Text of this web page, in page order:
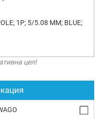
1P; 5/5.08 MM; BLUE;
цел!